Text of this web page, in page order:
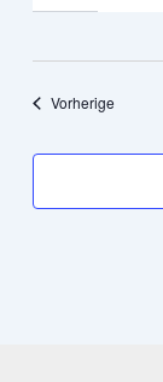
Vorherige